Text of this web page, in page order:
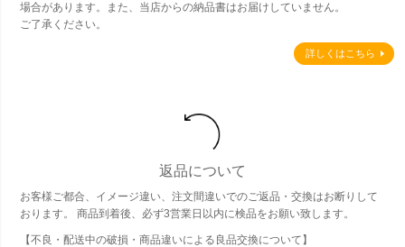
場合があります。また、当店からの納品書はお届けしていません。
ご了承ください。
詳しくはこちら
返品について
お客様ご都合、イメージ違い、注文間違いでのご返品・交換はお断りして
おります。 商品到着後、必ず3営業日以内に検品をお願い致します。
【不良・配送中の破損・商品違いによる良品交換について】